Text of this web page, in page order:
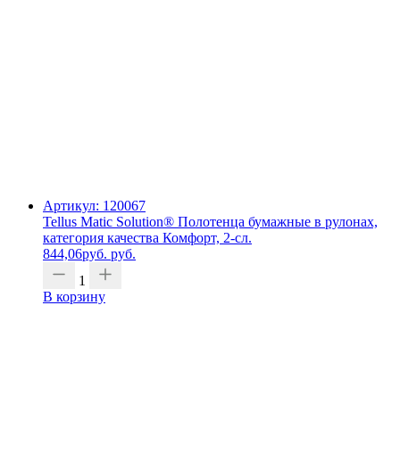
Артикул: 120067
Tellus Matic Solution® Полотенца бумажные в рулонах,
категория качества Комфорт, 2-сл.
844,06руб. руб.
1
В корзину